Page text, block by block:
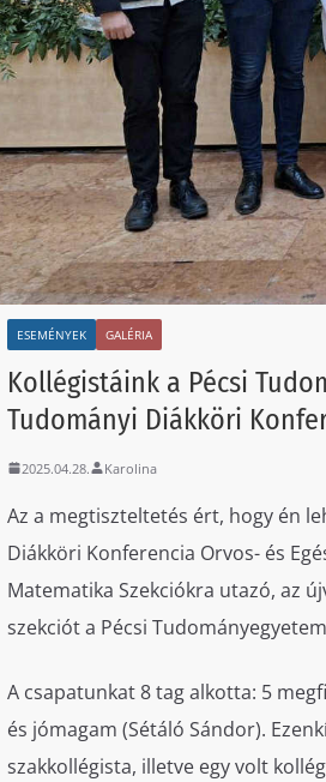
ESEMÉNYEK GALÉRIA
Kollégistáink a Pécsi
Tudományi Diákköri
2025.04.28. Karolina
Az a megtiszteltetés ért, hogy én
Diákköri Konferencia Orvos- és
Matematika Szekciókra utazó, az
szekciót a Pécsi
A csapatunkat 8 tag alkotta: 5
és jómagam (Sétáló Sándor).
szakkollégista, illetve egy volt